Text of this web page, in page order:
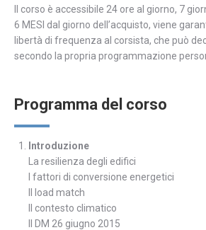
Il corso è accessibile 24 ore al giorno, 7
6 MESI dal giorno dell’acquisto, viene
libertà di frequenza al corsista, che può
secondo la propria programmazione
Programma del corso
Introduzione
La resilienza degli edifici
I fattori di conversione energetici
Il load match
Il contesto climatico
Il DM 26 giugno 2015